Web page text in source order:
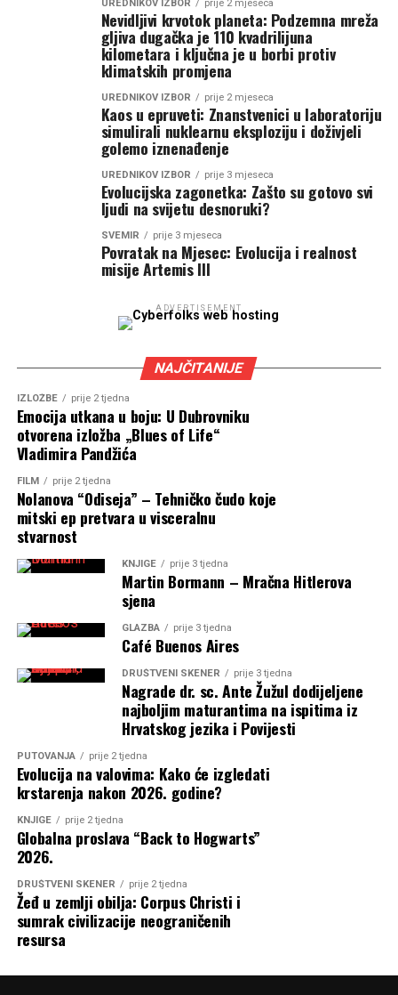
UREDNIKOV IZBOR prije 2 mjeseca
Nevidljivi krvotok planeta: Podzemna mreža
gljiva dugačka je 110 kvadrilijuna
kilometara i ključna je u borbi protiv
klimatskih promjena
UREDNIKOV IZBOR prije 2 mjeseca
Kaos u epruveti: Znanstvenici u laboratoriju
simulirali nuklearnu eksploziju i doživjeli
golemo iznenađenje
UREDNIKOV IZBOR prije 3 mjeseca
Evolucijska zagonetka: Zašto su gotovo svi
ljudi na svijetu desnoruki?
SVEMIR prije 3 mjeseca
Povratak na Mjesec: Evolucija i realnost
misije Artemis III
ADVERTISEMENT
NAJČITANIJE
IZLOŽBE prije 2 tjedna
Emocija utkana u boju: U Dubrovniku
otvorena izložba „Blues of Life“
Vladimira Pandžića
FILM prije 2 tjedna
Nolanova “Odiseja” – Tehničko čudo koje
mitski ep pretvara u visceralnu
stvarnost
KNJIGE prije 3 tjedna
Martin Bormann – Mračna Hitlerova
sjena
GLAZBA prije 3 tjedna
Café Buenos Aires
DRUŠTVENI SKENER prije 3 tjedna
Nagrade dr. sc. Ante Žužul dodijeljene
najboljim maturantima na ispitima iz
Hrvatskog jezika i Povijesti
PUTOVANJA prije 2 tjedna
Evolucija na valovima: Kako će izgledati
krstarenja nakon 2026. godine?
KNJIGE prije 2 tjedna
Globalna proslava “Back to Hogwarts”
2026.
DRUŠTVENI SKENER prije 2 tjedna
Žeđ u zemlji obilja: Corpus Christi i
sumrak civilizacije neograničenih
resursa